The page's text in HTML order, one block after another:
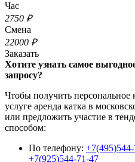
Час
2750 ₽
Смена
22000 ₽
Заказать
Хотите узнать самое
запросу?
Чтобы получить персональное
услуге аренда катка в
или предложить участие в
способом:
По телефону:
+7(925)544-71-47